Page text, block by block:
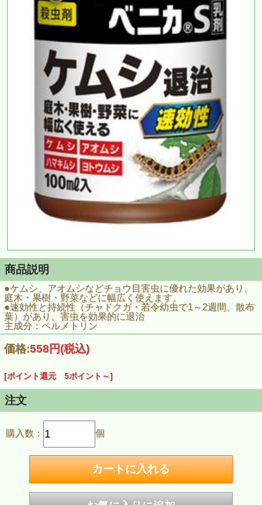
商品説明
●ケムシ、アオムシなどチョウ目害虫に優れた効果があり、
庭木・果樹・野菜などに幅広く使えます。
●速効性と持続性（チャドクガ・若令幼虫で1～2週間、散布
葉）があり、害虫を効果的に退治
主成分：ペルメトリン
価格:558円(税込)
[ポイント還元 5ポイント～]
注文
購入数： 個